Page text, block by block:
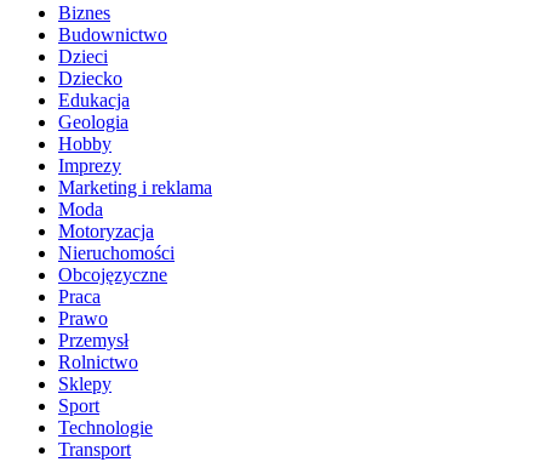
Biznes
Budownictwo
Dzieci
Dziecko
Edukacja
Geologia
Hobby
Imprezy
Marketing i reklama
Moda
Motoryzacja
Nieruchomości
Obcojęzyczne
Praca
Prawo
Przemysł
Rolnictwo
Sklepy
Sport
Technologie
Transport